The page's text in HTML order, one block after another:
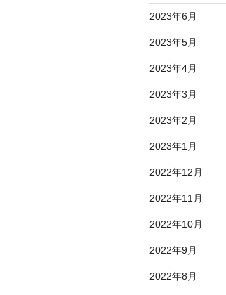
2023年6月
2023年5月
2023年4月
2023年3月
2023年2月
2023年1月
2022年12月
2022年11月
2022年10月
2022年9月
2022年8月